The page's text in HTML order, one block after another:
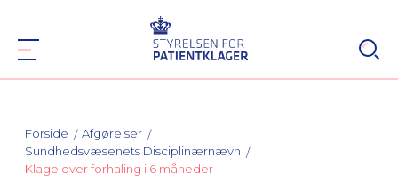
Forside
Afgørelser
Sundhedsvæsenets Disciplinærnævn
Klage over forhaling i 6 måneder